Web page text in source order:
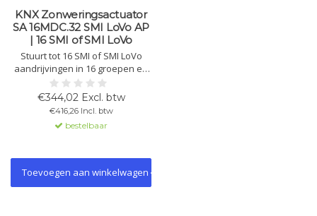
KNX Zonweringsactuator
SA 16MDC.32 SMI LoVo AP
| 16 SMI of SMI LoVo
Stuurt tot 16 SMI of SMI LoVo
aandrijvingen in 16 groepen en
heeft 32 binaire ingangen.
Flexibele parametrering,
statusmonitoring, Bluetooth LE,
SMI Standard 3.0.
€344,02 Excl. btw
€416,26 Incl. btw
bestelbaar
Toevoegen aan winkelwagen